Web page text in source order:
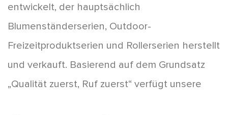
entwickelt, der hauptsächlich
Blumenständerserien, Outdoor-
Freizeitproduktserien und Rollerserien herstellt
und verkauft. Basierend auf dem Grundsatz
„Qualität zuerst, Ruf zuerst“ verfügt unsere